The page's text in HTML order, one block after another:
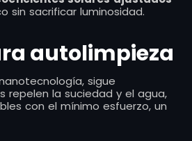
sin sacrificar luminosidad.
autolimpieza
sigue
repelen la suciedad y el agua,
con el mínimo esfuerzo, un